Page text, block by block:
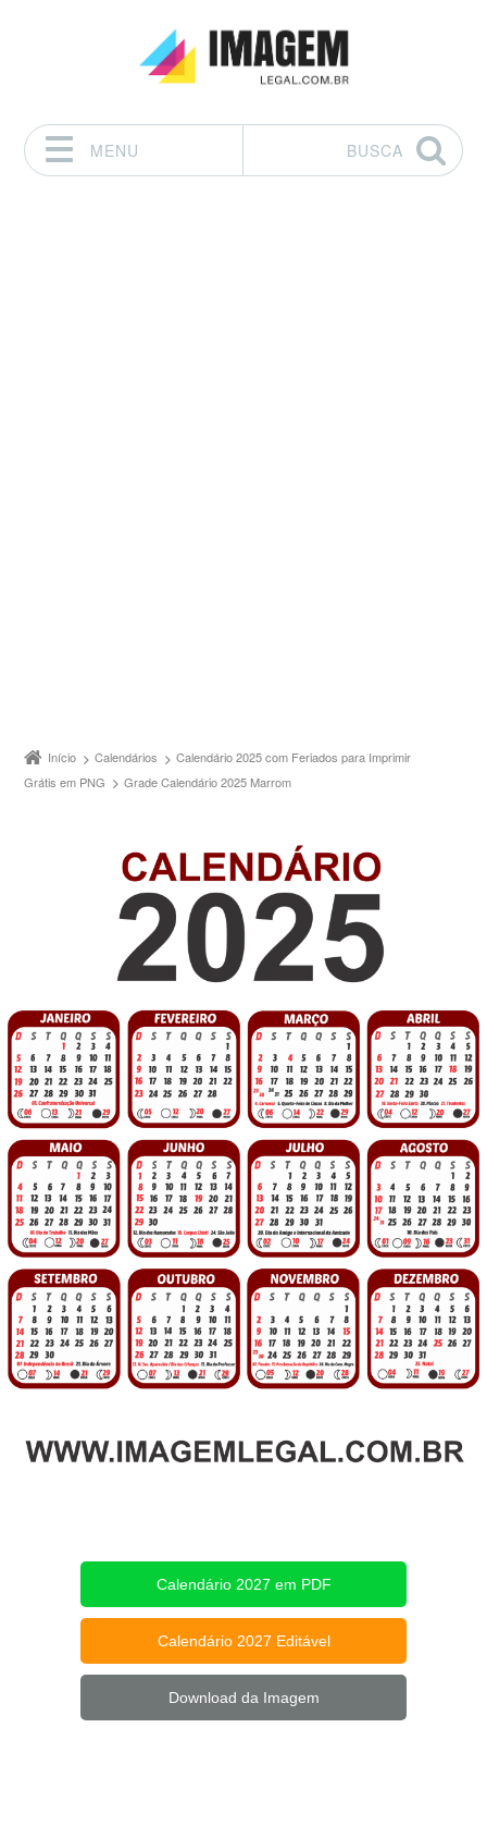
MENU
BUSCA
Início Calendários
Calendário 2025 com Feriados para Imprimir
Grátis em PNG
Grade Calendário 2025 Marrom
Calendário 2027 em PDF
Calendário 2027 Editável
Download da Imagem